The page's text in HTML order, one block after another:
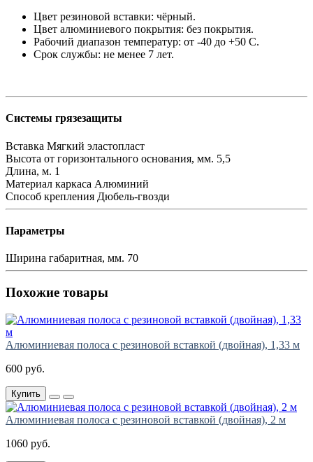
Цвет резиновой вставки: чёрный.
Цвет алюминиевого покрытия: без покрытия.
Рабочий диапазон температур: от -40 до +50 С.
Срок службы: не менее 7 лет.
Системы грязезащиты
Вставка Мягкий эластопласт
Высота от горизонтального основания, мм. 5,5
Длина, м. 1
Материал каркаса Алюминий
Способ крепления Дюбель-гвозди
Параметры
Ширина габаритная, мм. 70
Похожие товары
Алюминиевая полоса с резиновой вставкой (двойная), 1,33 м
600 руб.
Купить
Алюминиевая полоса с резиновой вставкой (двойная), 2 м
1060 руб.